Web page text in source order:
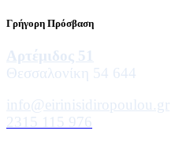
Γρήγορη Πρόσβαση
Αρτέμιδος 51
Θεσσαλονίκη 54 644
info@eirinisidiropoulou.gr
2315 115 976